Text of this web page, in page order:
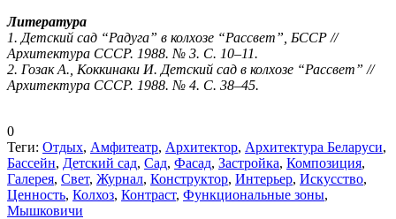
Литература
1. Детский сад “Радуга” в колхозе “Рассвет”, БССР //
Архитектура CССР. 1988. № 3. С. 10–11.
2. Гозак А., Коккинаки И. Детский сад в колхозе “Рассвет” //
Архитектура CССР. 1988. № 4. С. 38–45.
0
Теги: Отдых, Амфитеатр, Архитектор, Архитектура Беларуси,
Бассейн, Детский сад, Сад, Фасад, Застройка, Композиция,
Галерея, Свет, Журнал, Конструктор, Интерьер, Искусство,
Ценность, Колхоз, Контраст, Функциональные зоны,
Мышковичи